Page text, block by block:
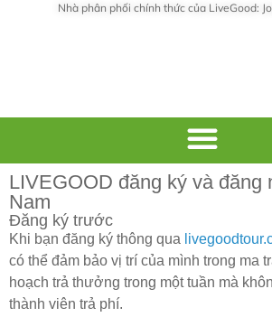
Nhà phân phối chính thức của LiveGood:
LIVEGOOD đăng ký và đăng
Nam
Đăng ký trước
Khi bạn đăng ký thông qua
có thể đảm bảo vị trí của mình trong ma
hoạch trả thưởng trong một tuần mà
thành viên trả phí.